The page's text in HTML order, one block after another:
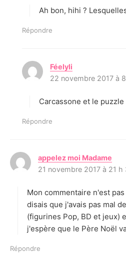
:
Ah bon, hihi ?
Répondre
Féelyli
i
:
22 novembre 2017 à
Carcassone et le
Répondre
appelez moi Madame
i
:
21 novembre 2017 à 21 h
Mon commentaire n'est
disais que j'avais pas mal
(figurines Pop, BD et jeux)
j'espère que le Père Noël
Répondre